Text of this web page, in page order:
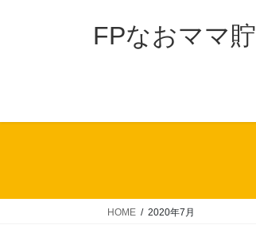
ス
ン
FPなおママ
HOME 2020年7月